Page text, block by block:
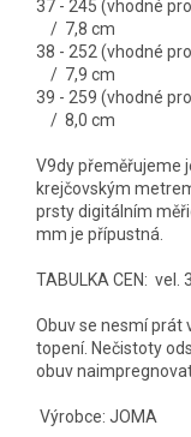
37 - 245 (vhodné
/ 7,8 cm
38 - 252 (vhodné
/ 7,9 cm
39 - 259 (vhodné
/ 8,0 cm
V9dy přeměřujeme
krejčovským
prsty digitálním
mm je přípustná.
TABULKA CEN: vel.
Obuv se nesmí prát
topení. Nečistoty
obuv
Výrobce: JOMA